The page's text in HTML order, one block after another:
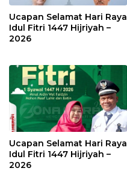
Ucapan Selamat Hari Raya
Idul Fitri 1447 Hijriyah –
2026
Ucapan Selamat Hari Raya
Idul Fitri 1447 Hijriyah –
2026